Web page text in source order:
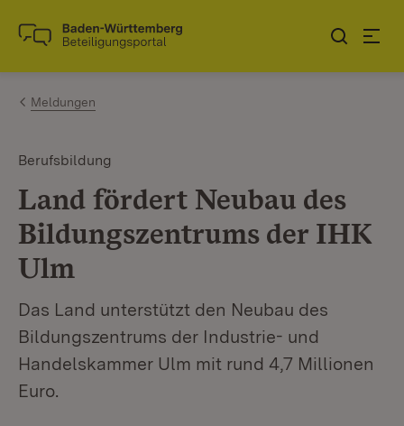
Zum Inhalt springen
Link zur Startseite
Meldungen
Berufsbildung
Land fördert Neubau des
Bildungszentrums der IHK
Ulm
Das Land unterstützt den Neubau des
Bildungszentrums der Industrie- und
Handelskammer Ulm mit rund 4,7 Millionen
Euro.